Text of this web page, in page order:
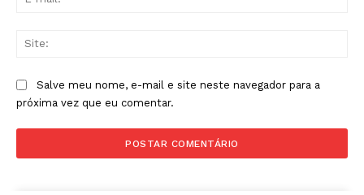
Salve meu nome, e-mail e site neste navegador para a
próxima vez que eu comentar.